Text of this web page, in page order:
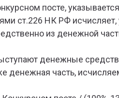
посте,
ст.226 НК РФ
из денежной
денежные
денежная часть,